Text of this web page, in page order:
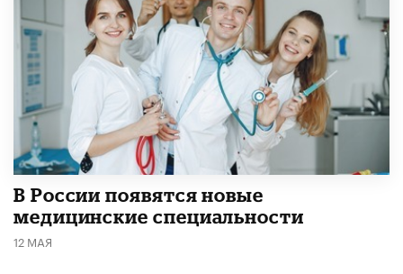
В России появятся новые
медицинские специальности
12 МАЯ